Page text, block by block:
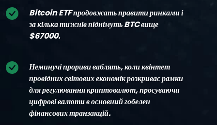
Bitcoin ETF продовжать правити ринками і
за кілька тижнів піднімуть BTC вище
$67000.
Неминучі прориви ваблять, коли квінтет
провідних світових економік розкриває рамки
для регулювання криптовалют, просуваючи
цифрові валюти в основний гобелен
фінансових транзакцій.